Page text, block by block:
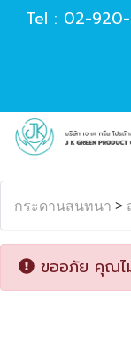
Tel : 02-
กระดานสนทนา >
ขออภัย คุณไ